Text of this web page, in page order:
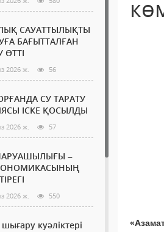
САУАТТЫЛЫҚТЫ
БАҒЫТТАЛҒАН
ӨТТІ
2026 ж. 56
СУ ТАРАТУ
ІСКЕ ҚОСЫЛДЫ
2026 ж. 57
–
2026 ж. 550
куәліктері